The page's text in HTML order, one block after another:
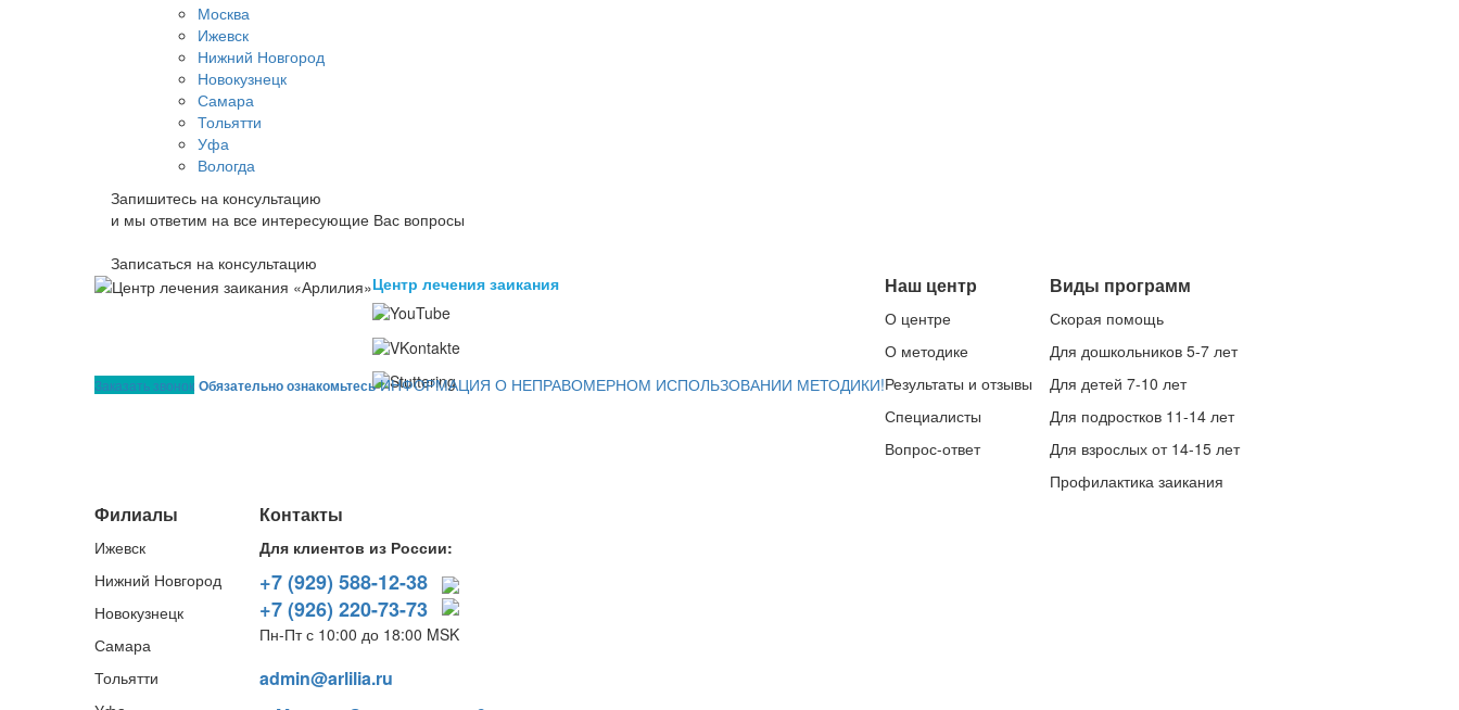
Москва
Ижевск
Нижний Новгород
Новокузнецк
Самара
Тольятти
Уфа
Вологда
Запишитесь на консультацию
и мы ответим на все интересующие Вас вопросы
Записаться на консультацию
Центр лечения заикания
Заказать звонок Обязательно ознакомьтесь ИНФОРМАЦИЯ О НЕПРАВОМЕРНОМ ИСПОЛЬЗОВАНИИ МЕТОДИКИ!
Наш центр
О центре
О методике
Результаты и отзывы
Специалисты
Вопрос-ответ
Виды программ
Скорая помощь
Для дошкольников 5-7 лет
Для детей 7-10 лет
Для подростков 11-14 лет
Для взрослых от 14-15 лет
Профилактика заикания
Филиалы
Ижевск
Нижний Новгород
Новокузнецк
Самара
Тольятти
Контакты
Для клиентов из России:
+7 (929) 588-12-38
+7 (926) 220-73-73
Пн-Пт с 10:00 до 18:00 MSK
admin@arlilia.ru